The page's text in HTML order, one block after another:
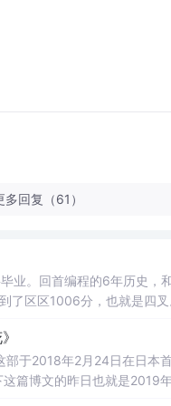
多回复（61）
业。回首编程的6年历史，
区区1006分，也就是四
于2018年2月24日在日本
篇博文的昨日也就是2019